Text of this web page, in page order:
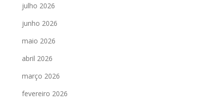
julho 2026
junho 2026
maio 2026
abril 2026
março 2026
fevereiro 2026